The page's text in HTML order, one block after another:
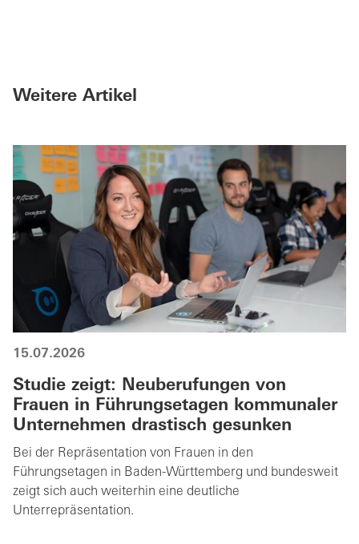
Weitere Artikel
15.07.2026
Studie zeigt: Neuberufungen von
Frauen in Führungsetagen kommunaler
Unternehmen drastisch gesunken
Bei der Repräsentation von Frauen in den
Führungsetagen in Baden-Württemberg und bundesweit
zeigt sich auch weiterhin eine deutliche
Unterrepräsentation.